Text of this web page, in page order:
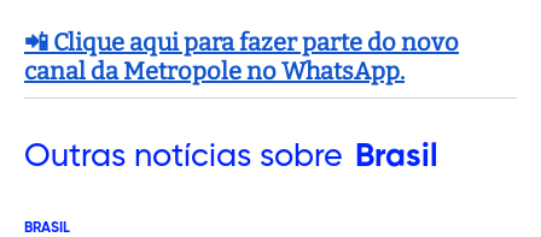
📲 Clique aqui para fazer parte do novo
canal da Metropole no WhatsApp.
Outras notícias sobre Brasil
BRASIL